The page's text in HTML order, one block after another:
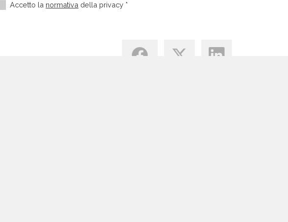
Accetto la normativa della privacy *